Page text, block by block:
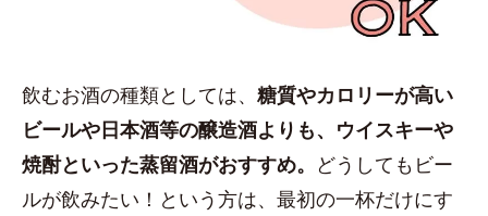
飲むお酒の種類としては、 糖質やカロリーが高い
ビールや日本酒等の醸造酒よりも、ウイスキーや
焼酎といった蒸留酒がおすすめ。 どうしてもビー
ルが飲みたい！という方は、最初の一杯だけにす